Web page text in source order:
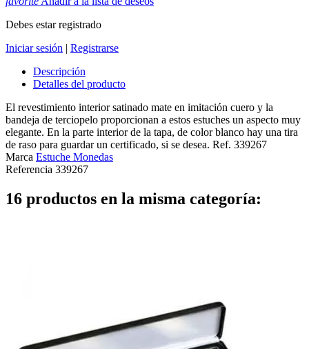
Debes estar registrado
Iniciar sesión | Registrarse
Descripción
Detalles del producto
El revestimiento interior satinado mate en imitación cuero y la
bandeja de terciopelo proporcionan a estos estuches un aspecto muy
elegante. En la parte interior de la tapa, de color blanco hay una tira
de raso para guardar un certificado, si se desea. Ref. 339267
Marca Estuche Monedas
Referencia 339267
16 productos en la misma categoría: